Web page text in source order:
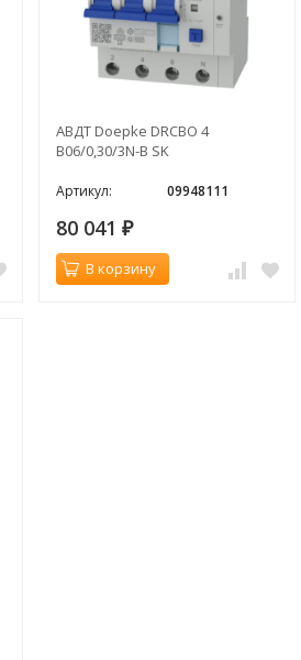
АВДТ Doepke DRCBO 4
B06/0,30/3N-B SK
Артикул: 09948111
80 041 ₽
В корзину